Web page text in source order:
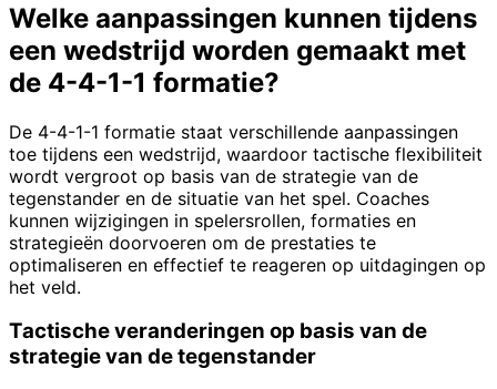
Welke aanpassingen kunnen tijdens
een wedstrijd worden gemaakt met
de 4-4-1-1 formatie?
De 4-4-1-1 formatie staat verschillende aanpassingen
toe tijdens een wedstrijd, waardoor tactische flexibiliteit
wordt vergroot op basis van de strategie van de
tegenstander en de situatie van het spel. Coaches
kunnen wijzigingen in spelersrollen, formaties en
strategieën doorvoeren om de prestaties te
optimaliseren en effectief te reageren op uitdagingen op
het veld.
Tactische veranderingen op basis van de
strategie van de tegenstander